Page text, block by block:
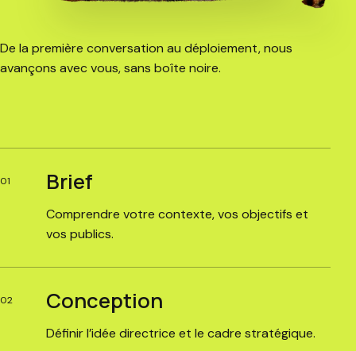
De la première conversation au déploiement, nous
avançons avec vous, sans boîte noire.
01 Brief
Comprendre votre contexte, vos objectifs et
vos publics.
02 Conception
Définir l’idée directrice et le cadre stratégique.